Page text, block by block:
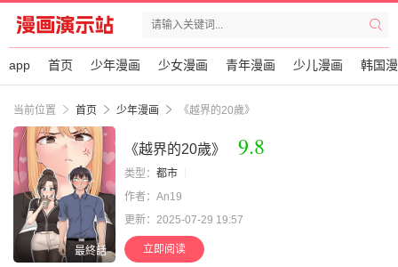
app 首页 少年漫画 少女漫画 青年漫画 少儿漫画 韩国
当前位置 首页 少年漫画 《越界的20歲》
最終話
《越界的20歲》 9.8
类型： 都市
作者：An19
更新：2025-07-29 19:57
立即阅读